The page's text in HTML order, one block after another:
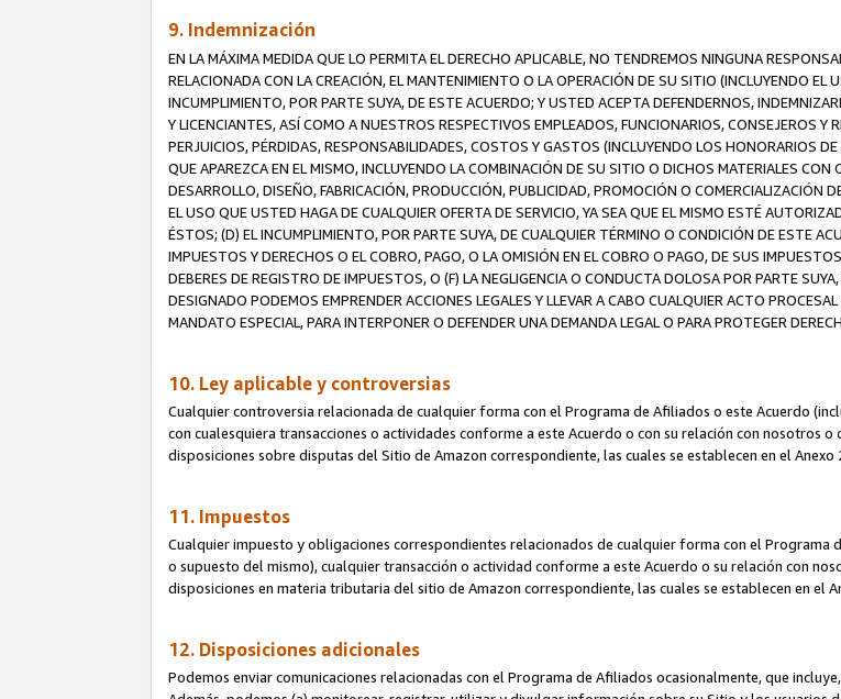
9. Indemnización
EN LA MÁXIMA MEDIDA QUE LO PERMITA EL DERECHO APLICABLE, NO TENDREMOS NINGUNA
RELACIONADA CON LA CREACIÓN, EL MANTENIMIENTO O LA OPERACIÓN DE SU SITIO (INCLUYENDO EL
INCUMPLIMIENTO, POR PARTE SUYA, DE ESTE ACUERDO; Y USTED ACEPTA DEFENDERNOS,
Y LICENCIANTES, ASÍ COMO A NUESTROS RESPECTIVOS EMPLEADOS, FUNCIONARIOS, CONSEJEROS Y
PERJUICIOS, PÉRDIDAS, RESPONSABILIDADES, COSTOS Y GASTOS (INCLUYENDO LOS HONORARIOS
QUE APAREZCA EN EL MISMO, INCLUYENDO LA COMBINACIÓN DE SU SITIO O DICHOS MATERIALES
DESARROLLO, DISEÑO, FABRICACIÓN, PRODUCCIÓN, PUBLICIDAD, PROMOCIÓN O COMERCIALIZACIÓN
EL USO QUE USTED HAGA DE CUALQUIER OFERTA DE SERVICIO, YA SEA QUE EL MISMO ESTÉ
ÉSTOS; (D) EL INCUMPLIMIENTO, POR PARTE SUYA, DE CUALQUIER TÉRMINO O CONDICIÓN DE ESTE
IMPUESTOS Y DERECHOS O EL COBRO, PAGO, O LA OMISIÓN EN EL COBRO O PAGO, DE SUS
DEBERES DE REGISTRO DE IMPUESTOS, O (F) LA NEGLIGENCIA O CONDUCTA DOLOSA POR PARTE
DESIGNADO PODEMOS EMPRENDER ACCIONES LEGALES Y LLEVAR A CABO CUALQUIER ACTO
MANDATO ESPECIAL, PARA INTERPONER O DEFENDER UNA DEMANDA LEGAL O PARA PROTEGER
10. Ley aplicable y controversias
Cualquier controversia relacionada de cualquier forma con el Programa de Afiliados o este Acuerdo
con cualesquiera transacciones o actividades conforme a este Acuerdo o con su relación con nosotros
disposiciones sobre disputas del Sitio de Amazon correspondiente, las cuales se establecen en el Anexo
11. Impuestos
Cualquier impuesto y obligaciones correspondientes relacionados de cualquier forma con el
o supuesto del mismo), cualquier transacción o actividad conforme a este Acuerdo o su relación con
disposiciones en materia tributaria del sitio de Amazon correspondiente, las cuales se establecen en el
12. Disposiciones adicionales
Podemos enviar comunicaciones relacionadas con el Programa de Afiliados ocasionalmente, que